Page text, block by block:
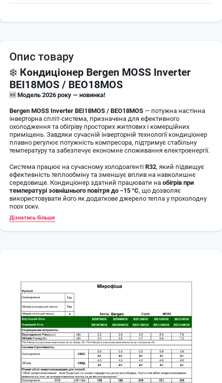
Опис товару
❄️ Кондиціонер Bergen MOSS Inverter
BEI18MOS / BEO18MOS
🆕 Модель 2026 року — новинка!
Bergen MOSS Inverter BEI18MOS / BEO18MOS— потужна настінна
інверторна спліт-система, призначена для ефективного
охолодження та обігріву просторих житлових і комерційних
приміщень. Завдяки сучасній інверторній технології кондиціонер
плавно регулює потужність компресора, підтримує стабільну
температуру та забезпечує економне споживання електроенергії.
Система працює на сучасному холодоагенті R32, який підвищує
ефективність теплообміну та зменшує вплив на навколишнє
середовище. Кондиціонер здатний працювати на обігрів при
температурі зовнішнього повітря до −15 °C, що дозволяє
використовувати його як додаткове джерело тепла у прохолодну
пору року.
Модель підтримує
кондиціонером можна керувати зі смартфона через мобільний
🔥 Потужність обігріву:≈ 5,4–5,5 кВт
📏 Рекомендована площа приміщення:
Обігрів при температурі до −15 °C
Wi-Fi Ready — можливість підключення Wi-Fi модуля
⚡ Тип компресора:Inverter
🌿 Холодоагент:R32
🔇 Низький рівень шуму внутрішнього блоку
🔄 Режими роботи:охолодження / обігрів / вентиляція / осушення /
AUTO
📐Габарити
📦 Внутрішній блок:≈ 957 × 302 × 213 мм
Дізнатись більше